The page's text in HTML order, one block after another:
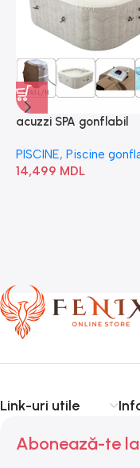
acuzzi SPA gonflabil
Bubble” 28446
PISCINE, Piscine
14,499 MDL
Link-uri utile
Abonează-te